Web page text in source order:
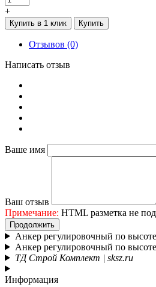
+
Купить в 1 клик Купить
Отзывов (0)
Написать отзыв
Ваше имя
Ваш отзыв
Примечание: HTML разметка не
Продолжить
Анкер регулировочный по
Анкер регулировочный по
ТД Строй Комплект | sksz.ru
Информация